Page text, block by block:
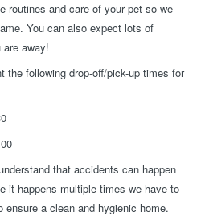
routines and care of your pet so we
You can also expect lots of
away!
following drop-off/pick-up times for
that accidents can happen
it happens multiple times we have to
ensure a clean and hygienic home.